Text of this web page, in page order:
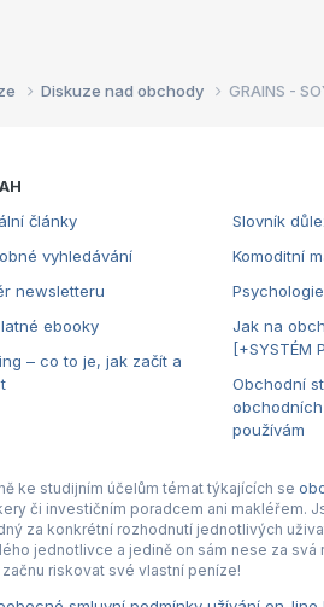
Diskuze nad obchody GRAINS -
články
vyhledávání
newsletteru
ebooky
– co to je, jak začít a
Slovník
Komoditní
Jak na
[+SYSTÉM
Obchodní
používám
ke studijním účelům témat týkajících se
či investičním poradcem ani
za konkrétní rozhodnutí jednotlivých
jednotlivce a jedině on sám nese za
riskovat své vlastní peníze!